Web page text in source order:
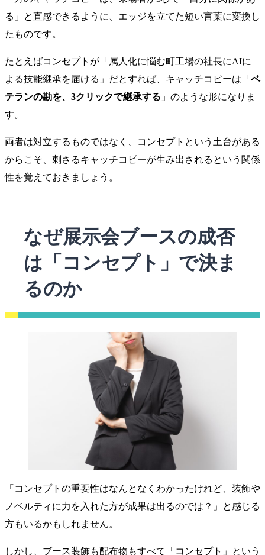
る」と直感できるように、エッジを立てた短い言葉に変換し
たものです。
たとえばコンセプトが「属人化に悩む町工場の社長にAIに
よる技能継承を届ける」だとすれば、キャッチコピーは「 ベ
テランの勘を、3クリックで継承する 」のような形になりま
す。
両者は対立するものではなく、コンセプトという土台がある
からこそ、刺さるキャッチコピーが生み出されるという関係
性を覚えておきましょう。
なぜ展示会ブースの成否
は「コンセプト」で決ま
るのか
「コンセプトの重要性はなんとなくわかったけれど、装飾や
ノベルティに力を入れた方が成果は出るのでは？」と感じる
方もいるかもしれません。
しかし、ブース装飾も配布物もすべて「コンセプト」という